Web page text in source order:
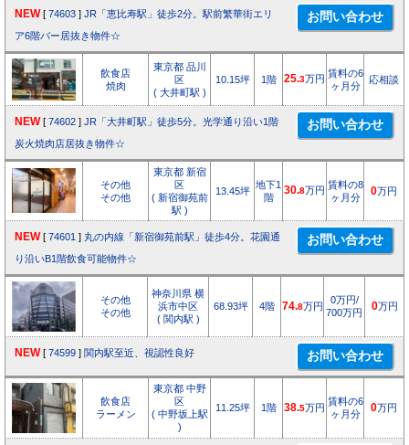
NEW [ 74603 ] JR「恵比寿駅」徒歩2分。駅前繁華街エリ
ア6階バー居抜き物件☆
飲食店
焼肉
東京都 品川
区
( 大井町駅 )
10.15坪 1階 25.3万円 賃料の6
ヶ月分
応相談
NEW [ 74602 ] JR「大井町駅」徒歩5分。光学通り沿い1階
炭火焼肉店居抜き物件☆
その他
その他
東京都 新宿
区
( 新宿御苑前
駅 )
13.45坪
地下1
階
30.8万円 賃料の8
ヶ月分
0万円
NEW [ 74601 ] 丸の内線「新宿御苑前駅」徒歩4分。花園通
り沿いB1階飲食可能物件☆
その他
その他
神奈川県 横
浜市中区
( 関内駅 )
68.93坪 4階 74.8万円
0万円/
700万円
0万円
NEW [ 74599 ] 関内駅至近、視認性良好
飲食店
ラーメン
東京都 中野
区
( 中野坂上駅
)
11.25坪 1階 38.5万円
賃料の6
ヶ月分
0万円